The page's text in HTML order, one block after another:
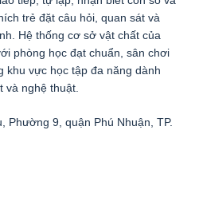
trẻ đặt câu hỏi, quan sát và
Hệ thống cơ sở vật chất của
phòng học đạt chuẩn, sân chơi
khu vực học tập đa năng dành
và nghệ thuật.
Phường 9, quận Phú Nhuận, TP.